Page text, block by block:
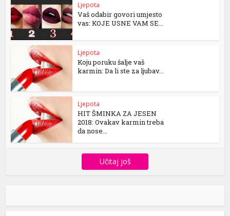
Ljepota
Vaš odabir govori umjesto
vas: KOJE USNE VAM SE...
Ljepota
Koju poruku šalje vaš
karmin: Da li ste za ljubav...
Ljepota
HIT ŠMINKA ZA JESEN
2018: Ovakav karmin treba
da nose...
Učitaj još